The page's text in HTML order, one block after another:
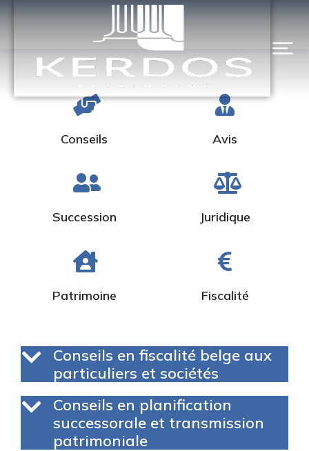
Conseils Avis
Succession Juridique
Patrimoine Fiscalité
Conseils en fiscalité belge aux
particuliers et sociétés​
Conseils en planification
successorale et transmission
patrimoniale​